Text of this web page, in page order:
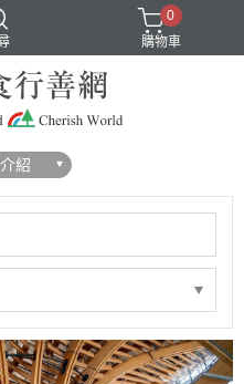
0
購物車
紹